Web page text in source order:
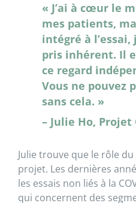
« J’ai à cœur le
mes patients,
intégré à
pris inhérent. Il
ce regard
Vous ne pouvez
sans cela. »
– Julie Ho, Projet
Julie trouve que le rôle
projet. Les dernières
les essais non liés à la
qui concernent des